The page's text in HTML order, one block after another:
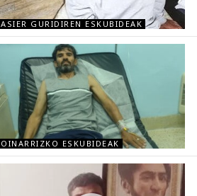
ASIER GURIDIREN ESKUBIDEAK
OINARRIZKO ESKUBIDEAK